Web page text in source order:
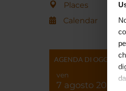
Places
Calendar
AGENDA DI OGGI
ven
7 agosto 2026